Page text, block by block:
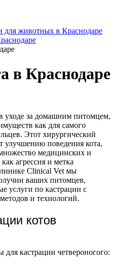
для животных в Краснодаре
в Краснодаре
уходе за домашним питомцем,
как для самого
Этот хирургический
улучшению поведения кота,
медицинских и
агрессия и метка
Clinical Vet мы
ваших питомцев,
услуги по кастрации с
и технологий.
котов
кастрации четвероногого: